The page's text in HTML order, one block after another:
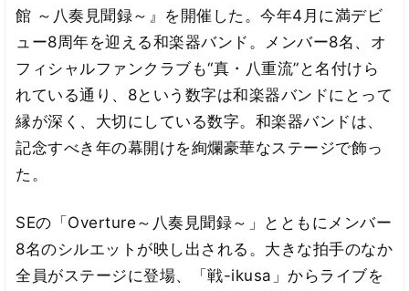
館 ～八奏見聞録～』を開催した。今年4月に満デビ
ュー8周年を迎える和楽器バンド。メンバー8名、オ
フィシャルファンクラブも“真・八重流”と名付けら
れている通り、8という数字は和楽器バンドにとって
縁が深く、大切にしている数字。和楽器バンドは、
記念すべき年の幕開けを絢爛豪華なステージで飾っ
た。
SEの「Overture～八奏見聞録～」とともにメンバー
8名のシルエットが映し出される。大きな拍手のなか
全員がステージに登場、「戦-ikusa」からライブを